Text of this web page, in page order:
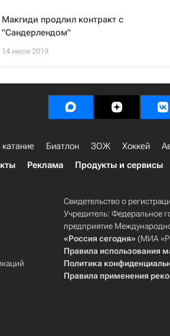
Макгиди продлил контракт с
"Сандерлендом"
14 июля 2019
Биатлон ЗОЖ Хоккей
Реклама Продукты и сервисы
Свидетельство о
Учредитель: Федеральное
предприятие
«Россия сегодня» (МИА
Правила использования
Политика
Правила применения